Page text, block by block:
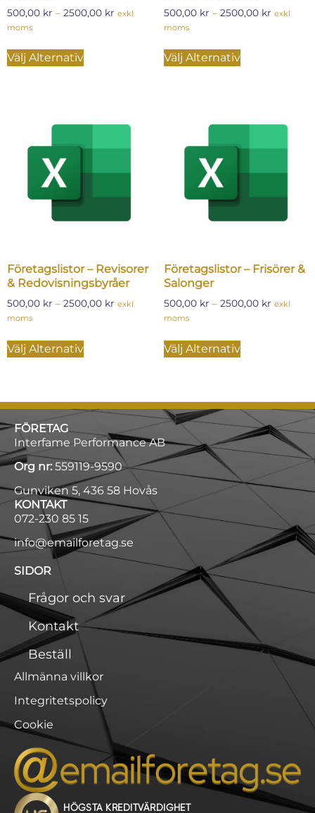
500,00 kr – 2500,00 kr exkl
moms
Välj Alternativ
500,00 kr – 2500,00 kr exkl
moms
Välj Alternativ
Företagslistor – Revisorer
& Redovisningsbyråer
500,00 kr – 2500,00 kr exkl
moms
Välj Alternativ
Företagslistor – Frisörer &
Salonger
500,00 kr – 2500,00 kr exkl
moms
Välj Alternativ
FÖRETAG
Interfame Performance AB
Org nr: 559119-9590
Gunviken 5, 436 58 Hovås
KONTAKT
072-230 85 15
info@emailforetag.se
SIDOR
Frågor och svar
Kontakt
Beställ
Allmänna villkor
Integritetspolicy
Cookie